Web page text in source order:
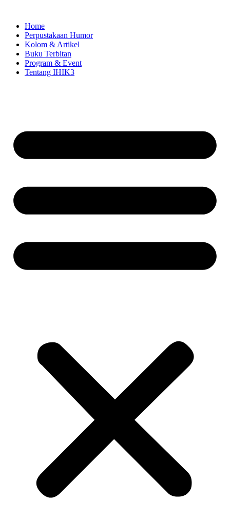
contentHome
Perpustakaan Humor
Kolom & Artikel
Buku Terbitan
Program & Event
Tentang IHIK3